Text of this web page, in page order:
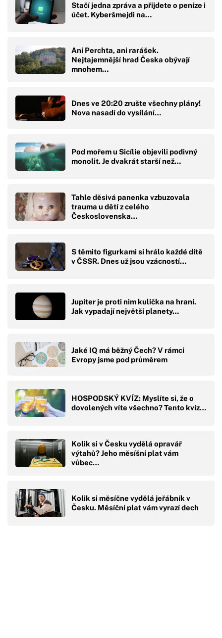
Stačí jedna zpráva a přijdete o peníze i
účet. Kyberšmejdi na…
Ani Perchta, ani rarášek.
Nejtajemnější hrad Česka obývají
mnohem…
Dnes ve 20:20 zrušte všechny plány!
Nova nasadí do vysílání…
Pod mořem u Sicílie objevili podivný
monolit. Je dvakrát starší než…
Tahle děsivá panenka vzbuzovala
trauma u dětí z celého
Československa…
S těmito figurkami si hrálo každé dítě
v ČSSR. Dnes už jsou vzácností…
Jupiter je proti nim kulička na hraní.
Jak vypadají největší planety…
Jaké IQ má běžný Čech? V rámci
Evropy jsme pod průměrem
HOSPODSKÝ KVÍZ: Myslíte si, že o
dovolených víte všechno? Tento kvíz…
Kolik si v Česku vydělá opravář
výtahů? Jeho měsíšní plat vám
vůbec…
Kolik si měsíčne vydělá jeřábník v
Česku. Měsíční plat vám vyrazí dech